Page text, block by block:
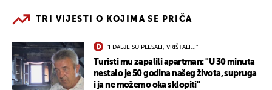
TRI VIJESTI O KOJIMA SE PRIČA
"I DALJE SU PLESALI, VRIŠTALI..."
Turisti mu zapalili apartman: "U 30 minuta
nestalo je 50 godina našeg života, supruga
i ja ne možemo oka sklopiti"